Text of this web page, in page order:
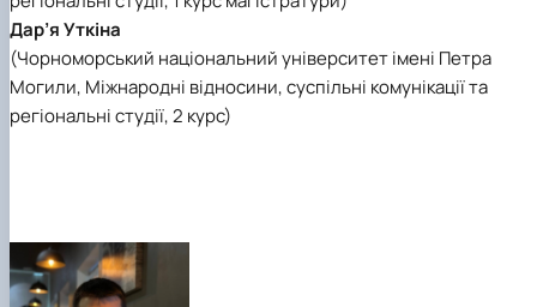
Дар’я Уткіна
(Чорноморський національний університет імені Петра
Могили, Міжнародні відносини, суспільні комунікації та
регіональні студії, 2 курс)